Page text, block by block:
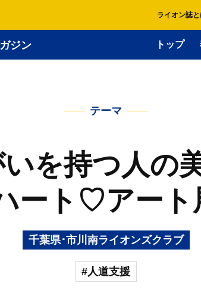
ジン
ライオン誌
トップ
テーマ
いを持つ人の
ート♡アート
千葉県･市川南ライオンズクラブ
#人道支援